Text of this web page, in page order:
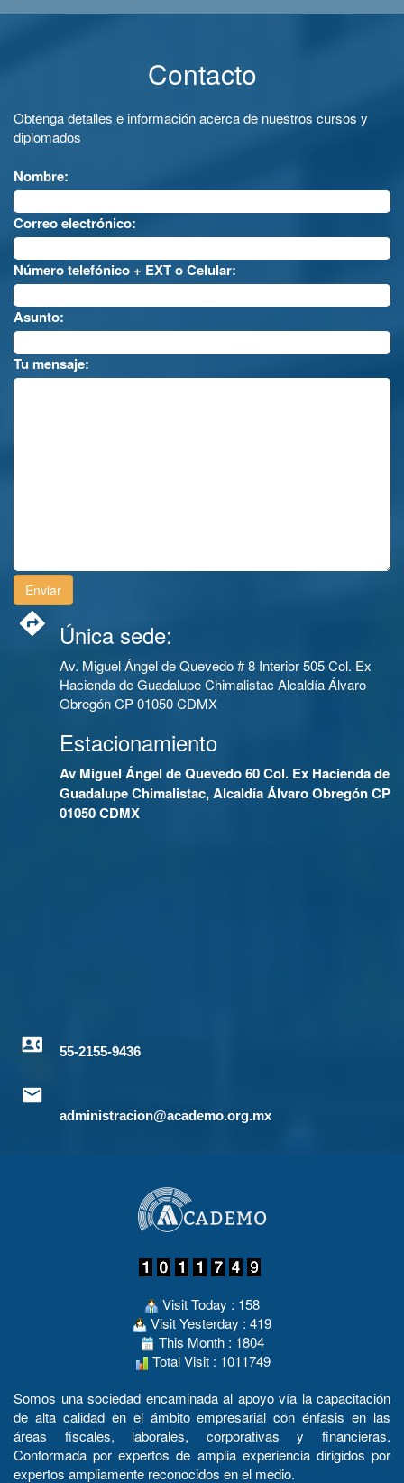
Contacto
Obtenga detalles e información acerca de nuestros cursos y
diplomados
Nombre:
Correo electrónico:
Número telefónico + EXT o Celular:
Asunto:
Tu mensaje:
Única sede:
Av. Miguel Ángel de Quevedo # 8 Interior 505 Col. Ex
Hacienda de Guadalupe Chimalistac Alcaldía Álvaro
Obregón CP 01050 CDMX
Estacionamiento
Av Miguel Ángel de Quevedo 60 Col. Ex Hacienda de
Guadalupe Chimalistac, Alcaldía Álvaro Obregón CP
01050 CDMX
55-2155-9436
administracion@academo.org.mx
Visit Today : 158
Visit Yesterday : 419
This Month : 1804
Total Visit : 1011749
Somos una sociedad encaminada al apoyo vía la capacitación
de alta calidad en el ámbito empresarial con énfasis en las
áreas fiscales, laborales, corporativas y financieras.
Conformada por expertos de amplia experiencia dirigidos por
expertos ampliamente reconocidos en el medio.